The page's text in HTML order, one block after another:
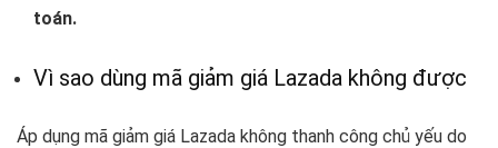
toán.
Vì sao dùng mã giảm giá Lazada không được
Áp dụng mã giảm giá Lazada không thanh công chủ yếu do